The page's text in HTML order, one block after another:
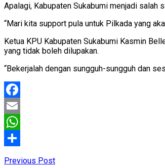
Apalagi, Kabupaten Sukabumi menjadi salah
“Mari kita support pula untuk Pilkada yang
Ketua KPU Kabupaten Sukabumi Kasmin
yang tidak boleh dilupakan.
“Bekerjalah dengan sungguh-sungguh dan
Facebook
Email
WhatsApp
Previous Post